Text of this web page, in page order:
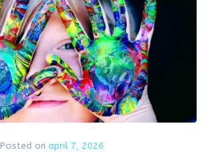
Posted on april 7, 2026